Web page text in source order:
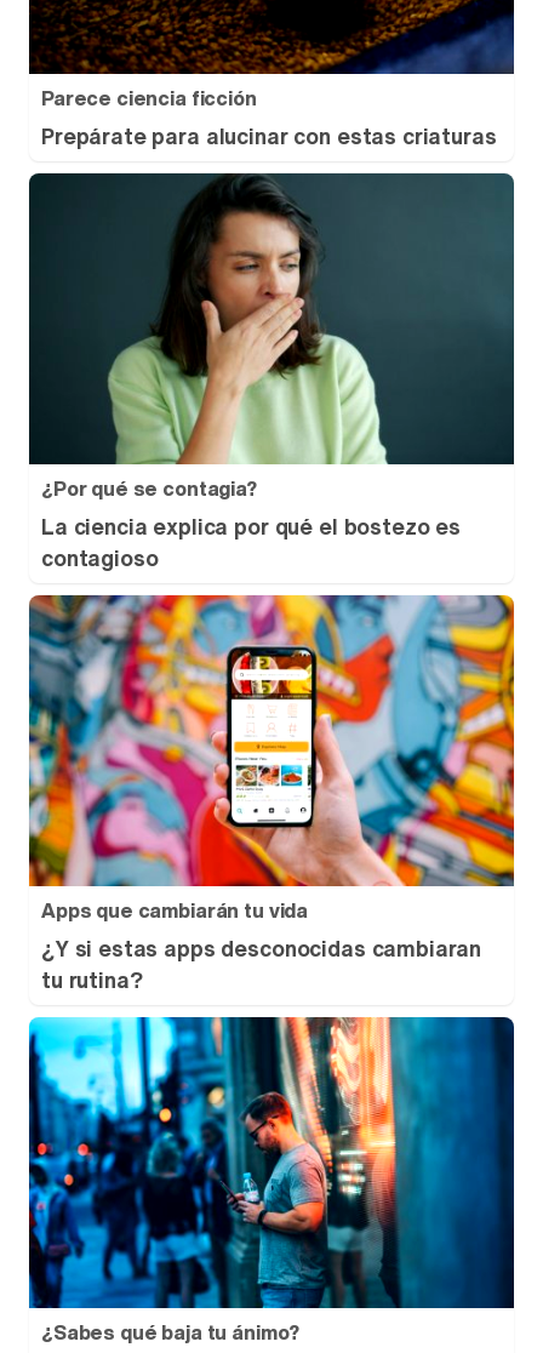
Parece ciencia ficción
Prepárate para alucinar con estas criaturas
¿Por qué se contagia?
La ciencia explica por qué el bostezo es
contagioso
Apps que cambiarán tu vida
¿Y si estas apps desconocidas cambiaran
tu rutina?
¿Sabes qué baja tu ánimo?